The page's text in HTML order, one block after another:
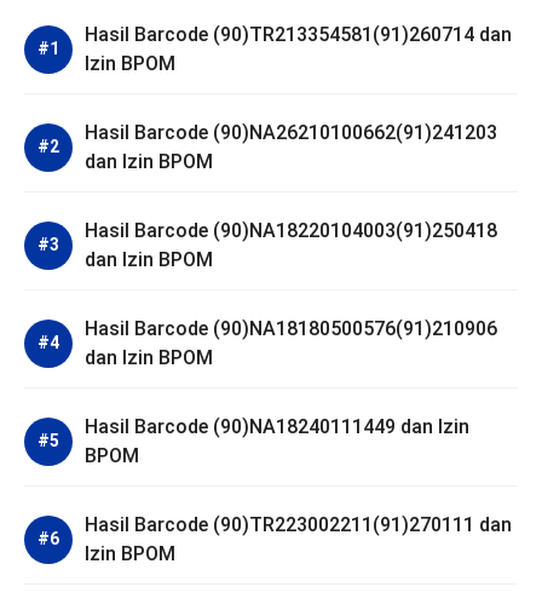
Hasil Barcode (90)TR213354581(91)260714 dan
Izin BPOM
Hasil Barcode (90)NA26210100662(91)241203
dan Izin BPOM
Hasil Barcode (90)NA18220104003(91)250418
dan Izin BPOM
Hasil Barcode (90)NA18180500576(91)210906
dan Izin BPOM
Hasil Barcode (90)NA18240111449 dan Izin
BPOM
Hasil Barcode (90)TR223002211(91)270111 dan
Izin BPOM